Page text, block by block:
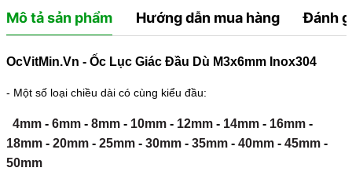
Mô tả sản phẩm Hướng dẫn mua hàng Đánh
OcVitMin.Vn - Ốc Lục Giác Đầu Dù M3x6mm Inox304
- Một số loại chiều dài có cùng kiểu đầu:
4mm- 6mm- 8mm- 10mm- 12mm- 14mm- 16mm-
18mm- 20mm- 25mm- 30mm- 35mm- 40mm- 45mm-
50mm